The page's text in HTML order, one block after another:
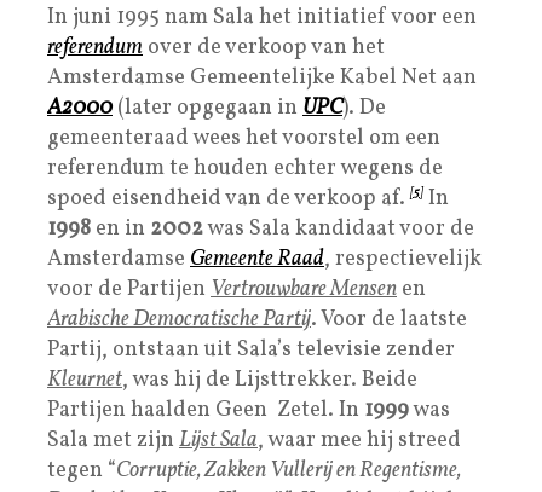
In juni 1995 nam Sala het initiatief voor een
referendum over de verkoop van het
Amsterdamse Gemeentelijke Kabel Net aan
A2000(later opgegaan in UPC). De
gemeenteraad wees het voorstel om een
referendum te houden echter wegens de
spoed eisendheid van de verkoop af.[5] In
1998 en in 2002was Sala kandidaat voor de
Amsterdamse Gemeente Raad, respectievelijk
voor de Partijen Vertrouwbare Mensen en
Arabische Democratische Partij. Voor de laatste
Partij, ontstaan uit Sala’s televisie zender
Kleurnet, was hij de Lijsttrekker. Beide
Partijen haalden Geen Zetel. In 1999was
Sala met zijn Lijst Sala, waar mee hij streed
tegen “Corruptie, Zakken Vullerij en Regentisme,